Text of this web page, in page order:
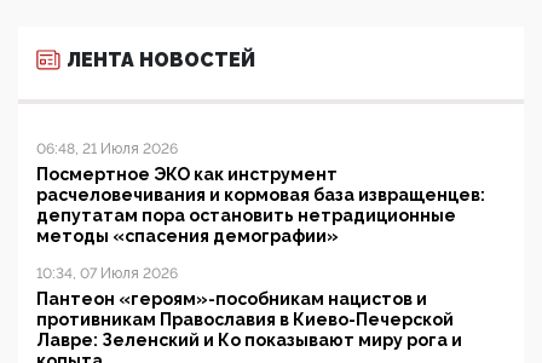
ЛЕНТА НОВОСТЕЙ
06:48, 21 Июля 2026
Посмертное ЭКО как инструмент
расчеловечивания и кормовая база извращенцев:
депутатам пора остановить нетрадиционные
методы «спасения демографии»
10:34, 07 Июля 2026
Пантеон «героям»-пособникам нацистов и
противникам Православия в Киево-Печерской
Лавре: Зеленский и Ко показывают миру рога и